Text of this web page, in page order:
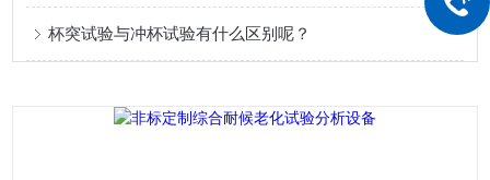
杯突试验与冲杯试验有什么区别呢？